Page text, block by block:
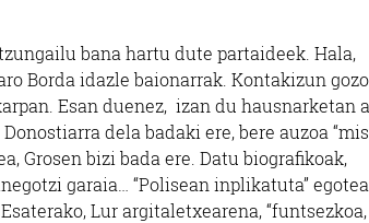
bana hartu dute partaideek. Hala,
Borda idazle baionarrak. Kontakizun
Esan duenez, izan du hausnarketan
dela badaki ere, bere auzoa
Grosen bizi bada ere. Datu biografikoak,
garaia… “Polisean inplikatuta”
Lur argitaletxearena, “funtsezkoa,